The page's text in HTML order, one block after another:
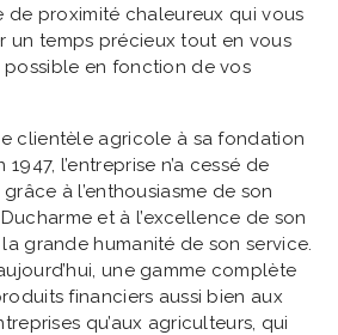
de proximité chaleureux qui vous
un temps précieux tout en vous
en fonction de vos
clientèle agricole à sa fondation
l’entreprise n’a cessé de
à l’enthousiasme de son
et à l’excellence de son
grande humanité de son service.
une gamme complète
financiers aussi bien aux
qu’aux agriculteurs, qui